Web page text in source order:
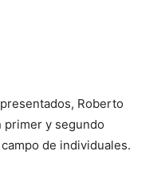
Roberto
primer y segundo
de individuales.